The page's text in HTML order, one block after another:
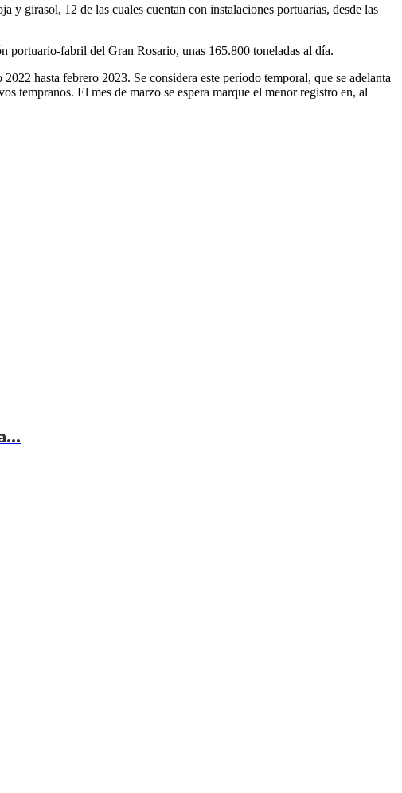
y girasol, 12 de las cuales cuentan con instalaciones portuarias, desde las
portuario-fabril del Gran Rosario, unas 165.800 toneladas al día.
hasta febrero 2023. Se considera este período temporal, que se adelanta
tempranos. El mes de marzo se espera marque el menor registro en, al